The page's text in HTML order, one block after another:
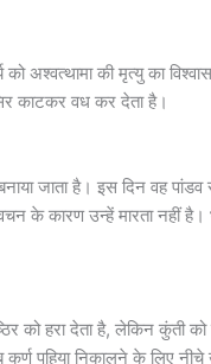
को अश्वत्थामा की मृत्यु का
काटकर वध कर देता है।
जाता है। इस दिन वह
के कारण उन्हें मारता नहीं
को हरा देता है, लेकिन कुंती
कर्ण पहिया निकालने के लिए